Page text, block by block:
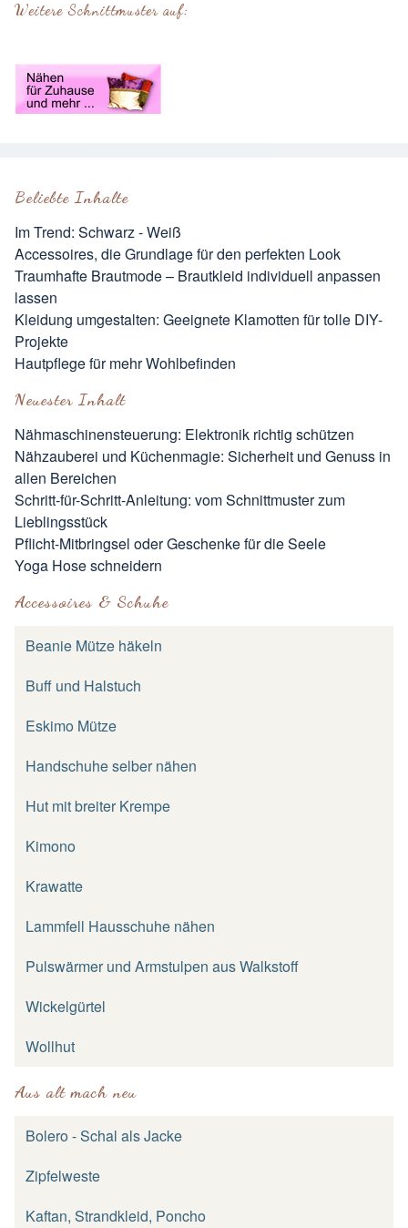
Beliebte Inhalte
Im Trend: Schwarz - Weiß
Accessoires, die Grundlage für den perfekten Look
Traumhafte Brautmode – Brautkleid individuell anpassen
lassen
Kleidung umgestalten: Geeignete Klamotten für tolle DIY-
Projekte
Hautpflege für mehr Wohlbefinden
Neuester Inhalt
Nähmaschinensteuerung: Elektronik richtig schützen
Nähzauberei und Küchenmagie: Sicherheit und Genuss in
allen Bereichen
Schritt-für-Schritt-Anleitung: vom Schnittmuster zum
Lieblingsstück
Pflicht-Mitbringsel oder Geschenke für die Seele
Yoga Hose schneidern
Accessoires & Schuhe
Beanie Mütze häkeln
Buff und Halstuch
Eskimo Mütze
Handschuhe selber nähen
Hut mit breiter Krempe
Kimono
Krawatte
Lammfell Hausschuhe nähen
Pulswärmer und Armstulpen aus Walkstoff
Wickelgürtel
Wollhut
Aus alt mach neu
Bolero - Schal als Jacke
Zipfelweste
Kaftan, Strandkleid, Poncho
Weitere Schnittmuster auf: